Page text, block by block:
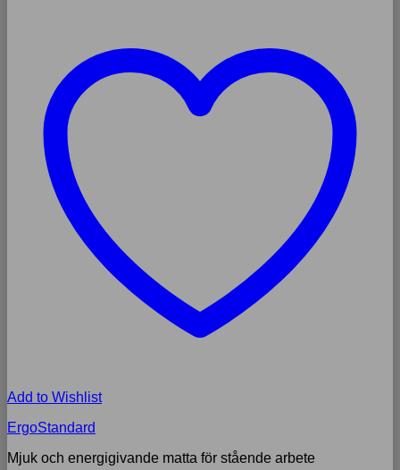
Add to Wishlist
ErgoStandard
Mjuk och energigivande matta för stående arbete